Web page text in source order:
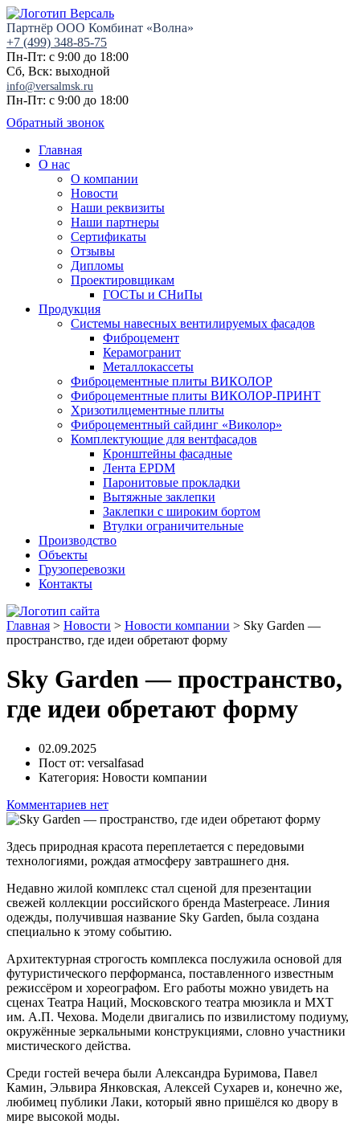
Партнёр ООО Комбинат «Волна»
+7 (499) 348-85-75
Пн-Пт: с 9:00 до 18:00
Сб, Вск: выходной
info@versalmsk.ru
Пн-Пт: с 9:00 до 18:00
Обратный звонок
Главная
О нас
О компании
Новости
Наши реквизиты
Наши партнеры
Сертификаты
Отзывы
Дипломы
Проектировщикам
ГОСТы и СНиПы
Продукция
Системы навесных вентилируемых фасадов
Фиброцемент
Керамогранит
Металлокассеты
Фиброцементные плиты ВИКОЛОР
Фиброцементные плиты ВИКОЛОР-ПРИНТ
Хризотилцементные плиты
Фиброцементный сайдинг «Виколор»
Комплектующие для вентфасадов
Кронштейны фасадные
Лента EPDM
Паронитовые прокладки
Вытяжные заклепки
Заклепки с широким бортом
Втулки ограничительные
Производство
Объекты
Грузоперевозки
Контакты
Главная > Новости > Новости компании > Sky Garden —
пространство, где идеи обретают форму
Sky Garden — пространство,
где идеи обретают форму
02.09.2025
Пост от: versalfasad
Категория: Новости компании
Комментариев нет
Здесь природная красота переплетается с передовыми
технологиями, рождая атмосферу завтрашнего дня.
Недавно жилой комплекс стал сценой для презентации
свежей коллекции российского бренда Masterpeace. Линия
одежды, получившая название Sky Garden, была создана
специально к этому событию.
Архитектурная строгость комплекса послужила основой для
футуристического перформанса, поставленного известным
режиссёром и хореографом. Его работы можно увидеть на
сценах Театра Наций, Московского театра мюзикла и МХТ
им. А.П. Чехова. Модели двигались по извилистому подиуму,
окружённые зеркальными конструкциями, словно участники
мистического действа.
Среди гостей вечера были Александра Буримова, Павел
Камин, Эльвира Янковская, Алексей Сухарев и, конечно же,
любимец публики Лаки, который явно пришёлся ко двору в
мире высокой моды.